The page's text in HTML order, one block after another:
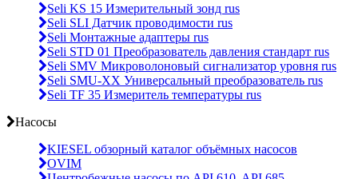
Seli KS 15 Измерительный зонд rus
Seli SLI Датчик проводимости rus
Seli Монтажные адаптеры rus
Seli STD 01 Преобразователь давления стандарт rus
Seli SMV Микроволоновый сигнализатор уровня rus
Seli SMU-ХХ Универсальный преобразователь rus
Seli TF 35 Измеритель температуры rus
Насосы
KIESEL обзорный каталог объёмных насосов
OVIM